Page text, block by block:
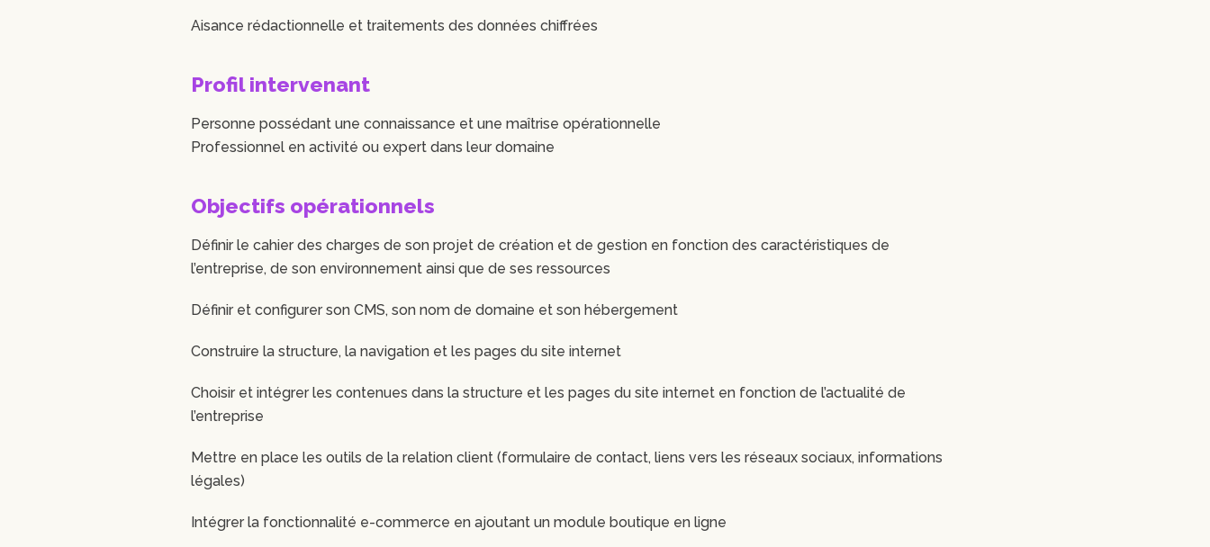
Aisance rédactionnelle et traitements des données chiffrées
Profil intervenant
Personne possédant une connaissance et une maîtrise opérationnelle
Professionnel en activité ou expert dans leur domaine
Objectifs opérationnels
Définir le cahier des charges de son projet de création et de gestion en fonction des caractéristiques de
l’entreprise, de son environnement ainsi que de ses ressources
Définir et configurer son CMS, son nom de domaine et son hébergement
Construire la structure, la navigation et les pages du site internet
Choisir et intégrer les contenues dans la structure et les pages du site internet en fonction de l’actualité de
l’entreprise
Mettre en place les outils de la relation client (formulaire de contact, liens vers les réseaux sociaux, informations
légales)
Intégrer la fonctionnalité e-commerce en ajoutant un module boutique en ligne